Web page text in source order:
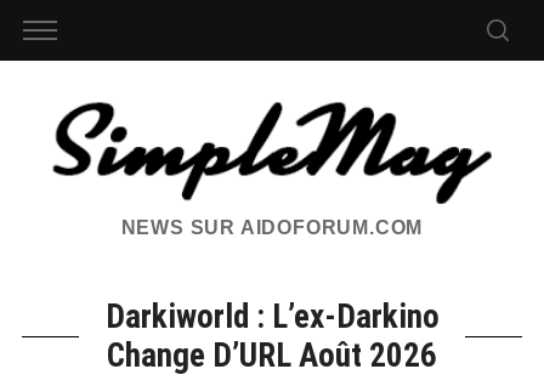
NEWS SUR AIDOFORUM.COM
Darkiworld : L’ex-Darkino
Change D’URL Août 2026